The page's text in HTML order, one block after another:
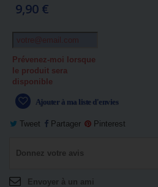
9,90 €
Prévenez-moi lorsque
le produit sera
disponible
Ajouter à ma liste d'envies
Tweet Partager Pinterest
Donnez votre avis
Envoyer à un ami